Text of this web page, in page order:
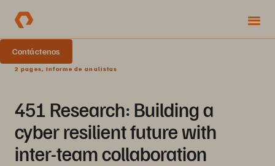
Contáctenos
2 pages, Informe de analistas
451 Research: Building a
cyber resilient future with
inter-team collaboration